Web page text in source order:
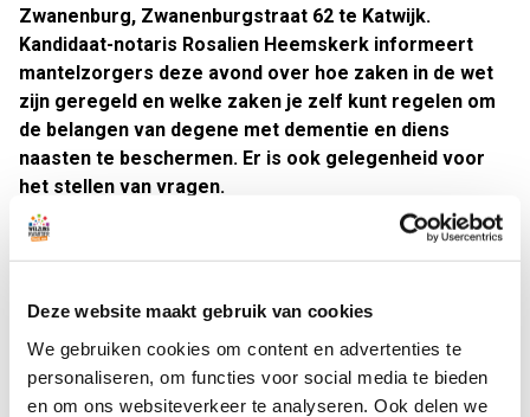
Deze website maakt gebruik van cookies
We gebruiken cookies om content en advertenties te
personaliseren, om functies voor social media te bieden
en om ons websiteverkeer te analyseren. Ook delen we
Zwanenburg, Zwanenburgstraat 62 te Katwijk.
Kandidaat-notaris Rosalien Heemskerk informeert
mantelzorgers deze avond over hoe zaken in de wet
zijn geregeld en welke zaken je zelf kunt regelen om
de belangen van degene met dementie en diens
naasten te beschermen. Er is ook gelegenheid voor
het stellen van vragen.
Dementie veroorzaakt op den duur meer stoornissen in het
nemen wordt onmogelijk. Naast de patiënt moet het
ziekteproces steeds vaker belangrijke zaken overnemen
en uiteindelijk ook besluiten nemen. Waaruit kan en mag
dat? En wat moet je daarvoor regelen?